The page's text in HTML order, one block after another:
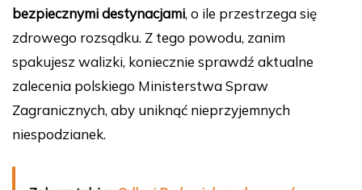
bezpiecznymi destynacjami, o ile przestrzega się
zdrowego rozsądku. Z tego powodu, zanim
spakujesz walizki, koniecznie sprawdź aktualne
zalecenia polskiego Ministerstwa Spraw
Zagranicznych, aby uniknąć nieprzyjemnych
niespodzianek.